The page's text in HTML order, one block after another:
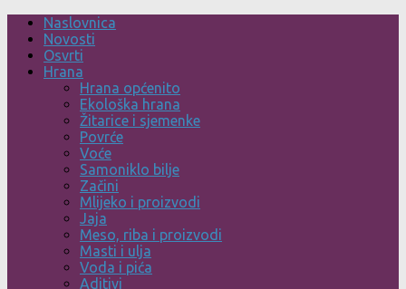
Skip
content
Naslovnica
Novosti
Osvrti
Hrana
Hrana općenito
Ekološka hrana
Žitarice i sjemenke
Povrće
Voće
Samoniklo bilje
Začini
Mlijeko i proizvodi
Jaja
Meso, riba i proizvodi
Masti i ulja
Voda i pića
Aditivi